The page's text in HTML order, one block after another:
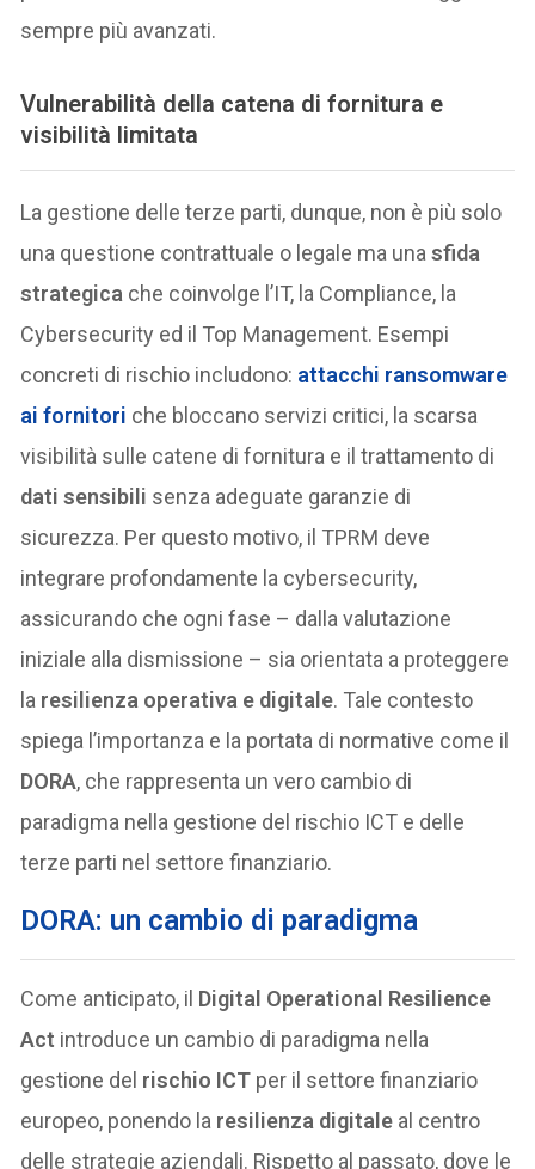
sempre più avanzati.
Vulnerabilità della catena di fornitura e
visibilità limitata
La gestione delle terze parti, dunque, non è più solo
una questione contrattuale o legale ma unasfida
strategica che coinvolge l’IT, la Compliance, la
Cybersecurity ed il Top Management. Esempi
concreti di rischio includono: attacchi ransomware
ai fornitori che bloccano servizi critici, la scarsa
visibilità sulle catene di fornitura e il trattamento di
dati sensibili senza adeguate garanzie di
sicurezza. Per questo motivo, il TPRM deve
integrare profondamente la cybersecurity,
assicurando che ogni fase – dalla valutazione
iniziale alla dismissione – sia orientata a proteggere
la resilienza operativa e digitale. Tale contesto
spiega l’importanza e la portata di normative come il
DORA, che rappresenta un vero cambio di
paradigma nella gestione del rischio ICT e delle
terze parti nel settore finanziario.
DORA: un cambio di paradigma
Come anticipato, il Digital Operational Resilience
Act introduce un cambio di paradigma nella
gestione del rischio ICT per il settore finanziario
europeo, ponendo la resilienza digitale al centro
delle strategie aziendali. Rispetto al passato, dove le